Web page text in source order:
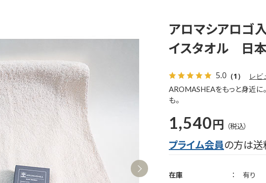
アロマシアロゴ
イスタオル 日
5.0 （1） レビ
AROMASHEAをもっと身近に
も。
1,540円
プライム会員の方は送
在庫 有り